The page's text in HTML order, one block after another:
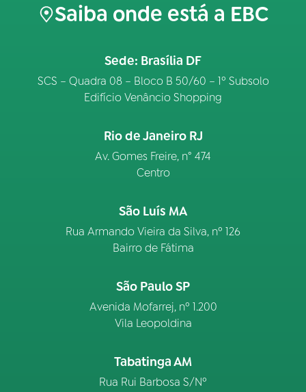
Saiba onde está a EBC
Sede: Brasília DF
SCS – Quadra 08 – Bloco B 50/60 – 1º Subsolo
Edifício Venâncio Shopping
Rio de Janeiro RJ
Av. Gomes Freire, n° 474
Centro
São Luís MA
Rua Armando Vieira da Silva, nº 126
Bairro de Fátima
São Paulo SP
Avenida Mofarrej, nº 1.200
Vila Leopoldina
Tabatinga AM
Rua Rui Barbosa S/Nº